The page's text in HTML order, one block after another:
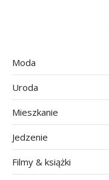
Moda
Uroda
Mieszkanie
Jedzenie
Filmy & książki